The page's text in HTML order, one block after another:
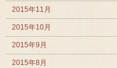
2015年11月
2015年10月
2015年9月
2015年8月